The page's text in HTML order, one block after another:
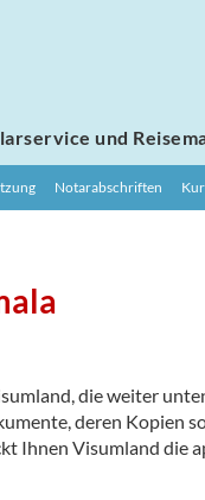
und
Notarabschriften
die weiter
deren Kopien
Ihnen Visumland die